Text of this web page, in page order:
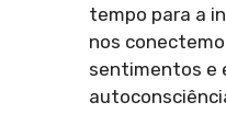
tempo para a
nos
sentimentos e